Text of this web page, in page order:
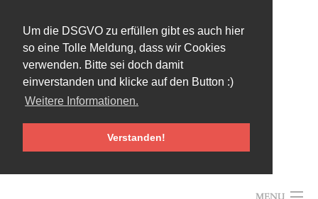
Um die DSGVO zu erfüllen gibt es auch hier
so eine Tolle Meldung, dass wir Cookies
verwenden. Bitte sei doch damit
einverstanden und klicke auf den Button :)
Weitere Informationen.
Verstanden!